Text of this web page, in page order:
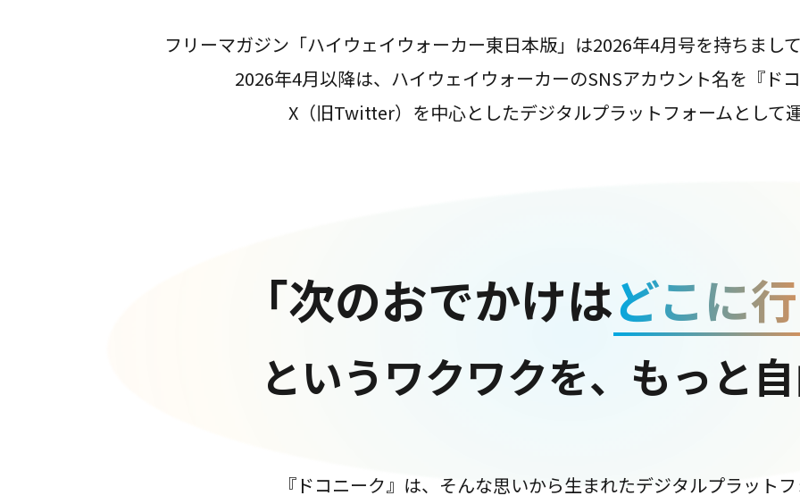
フリーマガジン「ハイウェイウォーカー東日本版」は2026年4月号を持ちまし
2026年4月以降は、ハイウェイウォーカーのSNSアカウント名を『ド
X（旧Twitter）を中心としたデジタルプラットフォームとして
「次のおでかけはどこに
というワクワクを、もっと
『ドコニーク』は、そんな思いから生まれたデジタルプラット